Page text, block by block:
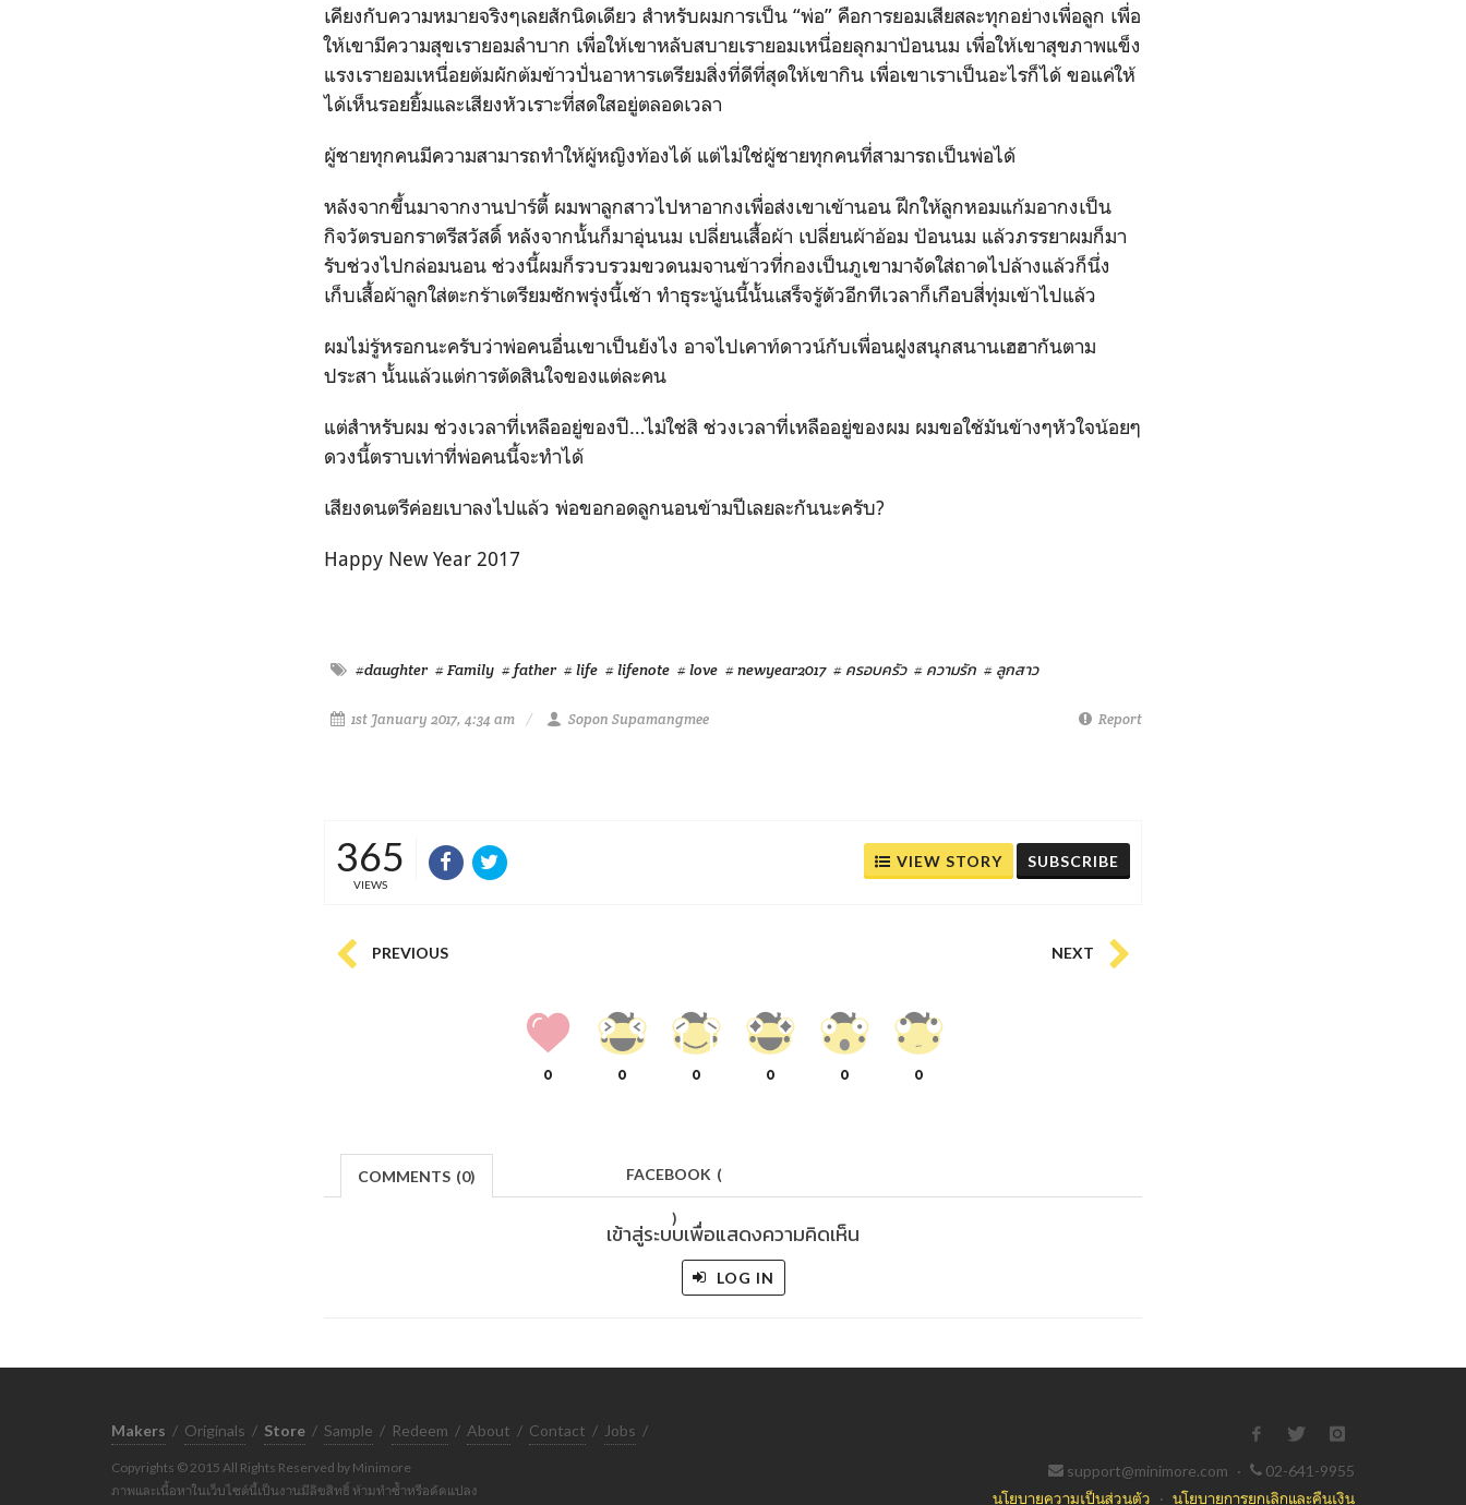
เคียงกับความหมายจริงๆเลยสักนิดเดียว สำหรับผมการเป็น “พ่อ” คือการยอมเสียสละทุกอย่างเพื่อลูก เพื่อ
ให้เขามีความสุขเรายอมลำบาก เพื่อให้เขาหลับสบายเรายอมเหนื่อยลุกมาป้อนนม เพื่อให้เขาสุขภาพแข็ง
แรงเรายอมเหนื่อยต้มผักต้มข้าวปั่นอาหารเตรียมสิ่งที่ดีที่สุดให้เขากิน เพื่อเขาเราเป็นอะไรก็ได้ ขอแค่ให้
ได้เห็นรอยยิ้มและเสียงหัวเราะที่สดใสอยู่ตลอดเวลา
ผู้ชายทุกคนมีความสามารถทำให้ผู้หญิงท้องได้ แต่ไม่ใช่ผู้ชายทุกคนที่สามารถเป็นพ่อได้
หลังจากขึ้นมาจากงานปาร์ตี้ ผมพาลูกสาวไปหาอากงเพื่อส่งเขาเข้านอน ฝึกให้ลูกหอมแก้มอากงเป็น
กิจวัตรบอกราตรีสวัสดิ์ หลังจากนั้นก็มาอุ่นนม เปลี่ยนเสื้อผ้า เปลี่ยนผ้าอ้อม ป้อนนม แล้วภรรยาผมก็มา
รับช่วงไปกล่อมนอน ช่วงนี้ผมก็รวบรวมขวดนมจานข้าวที่กองเป็นภูเขามาจัดใส่ถาดไปล้างแล้วก็นึ่ง
เก็บเสื้อผ้าลูกใส่ตะกร้าเตรียมซักพรุ่งนี้เช้า ทำธุระนู้นนี้นั้นเสร็จรู้ตัวอีกทีเวลาก็เกือบสี่ทุ่มเข้าไปแล้ว
ผมไม่รู้หรอกนะครับว่าพ่อคนอื่นเขาเป็นยังไง อาจไปเคาท์ดาวน์กับเพื่อนฝูงสนุกสนานเฮฮากันตาม
ประสา นั้นแล้วแต่การตัดสินใจของแต่ละคน
แต่สำหรับผม ช่วงเวลาที่เหลืออยู่ของปี…ไม่ใช่สิ ช่วงเวลาที่เหลืออยู่ของผม ผมขอใช้มันข้างๆหัวใจน้อยๆ
ดวงนี้ตราบเท่าที่พ่อคนนี้จะทำได้
เสียงดนตรีค่อยเบาลงไปแล้ว พ่อขอกอดลูกนอนข้ามปีเลยละกันนะครับ?
Happy New Year 2017
#daughter # Family # father # life # lifenote # love # newyear2017 # ครอบครัว # ความรัก # ลูกสาว
1st January 2017, 4:34 am Sopon Supamangmee Report
365
VIEWS
VIEW STORY SUBSCRIBE
PREVIOUS NEXT
0 0 0 0 0 0
COMMENTS (0) FACEBOOK (
)
เข้าสู่ระบบเพื่อแสดงความคิดเห็น
LOG IN
Makers / Originals / Store / Sample / Redeem / About / Contact / Jobs /
Copyrights © 2015 All Rights Reserved by Minimore
ภาพและเนื้อหาในเว็บไซต์นี้เป็นงานมีลิขสิทธิ์ ห้ามทำซ้ำหรือดัดแปลง
support@minimore.com ·
02-641-9955
นโยบายความเป็นส่วนตัว · นโยบายการยกเลิกและคืนเงิน